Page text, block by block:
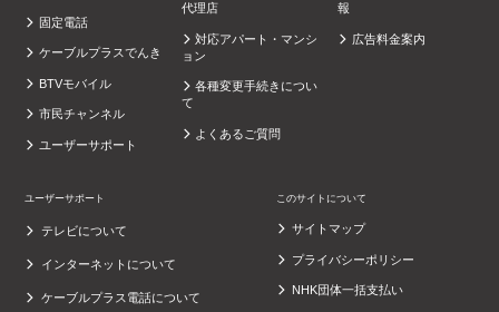
固定電話
ケーブルプラスでんき
BTVモバイル
市民チャンネル
ユーザーサポート
代理店
対応アパート・マンシ
ョン
各種変更手続きについ
て
よくあるご質問
報
広告料金案内
ユーザーサポート
テレビについて
インターネットについて
ケーブルプラス電話について
このサイトについて
サイトマップ
プライバシーポリシー
NHK団体一括支払い